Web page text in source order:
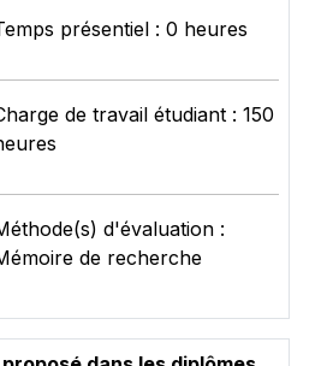
présentiel : 0 heures
de travail étudiant : 150
d'évaluation :
de recherche